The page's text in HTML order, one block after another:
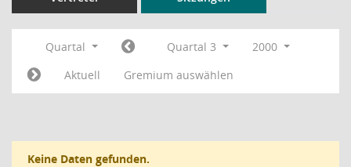
Quartal Quartal 3
2000
Aktuell
Gremium auswählen
Keine Daten gefunden.